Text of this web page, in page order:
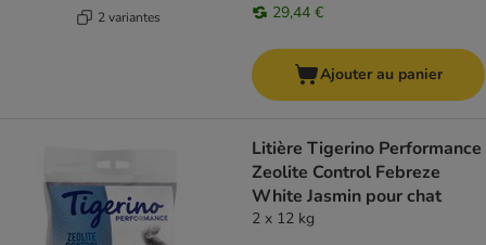
2 variantes 29,44 €
Ajouter au panier
Litière Tigerino Performance
Zeolite Control Febreze
White Jasmin pour chat
2 x 12 kg